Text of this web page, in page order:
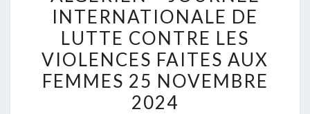
ALGÉRIEN
–
JOURNÉE
INTERNATIONALE
DE
LUTTE
INTERNATIONALE DE
LUTTE CONTRE LES
VIOLENCES FAITES AUX
FEMMES 25 NOVEMBRE
2024